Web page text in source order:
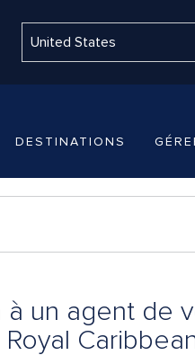
DESTINATIONS
un agent de